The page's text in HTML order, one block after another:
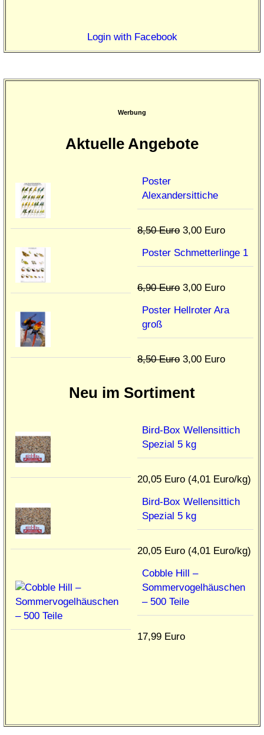
Login with Facebook
Werbung
Aktuelle Angebote
Poster
Alexandersittiche
8,50 Euro 3,00 Euro
Poster Schmetterlinge 1
6,90 Euro 3,00 Euro
Poster Hellroter Ara
groß
8,50 Euro 3,00 Euro
Neu im Sortiment
Bird-Box Wellensittich
Spezial 5 kg
20,05 Euro (4,01 Euro/kg)
Bird-Box Wellensittich
Spezial 5 kg
20,05 Euro (4,01 Euro/kg)
Cobble Hill –
Sommervogelhäuschen
– 500 Teile
17,99 Euro